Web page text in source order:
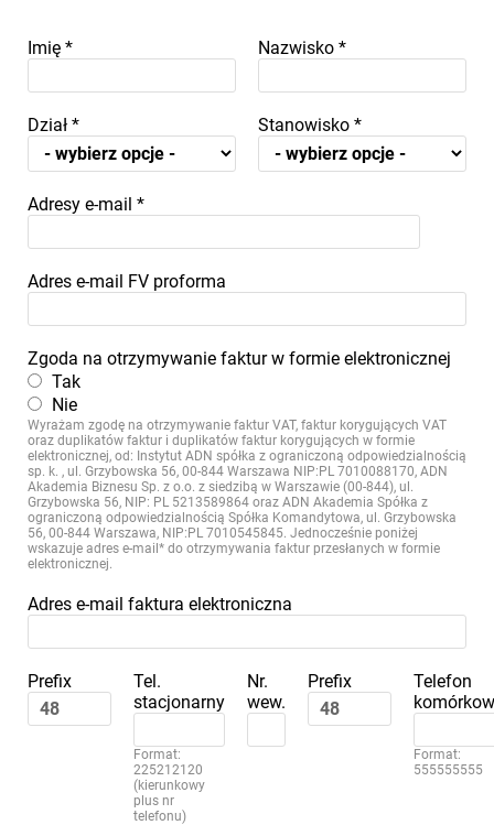
Imię * Nazwisko *
Dział * Stanowisko *
Adresy e-mail *
Adres e-mail FV proforma
Zgoda na otrzymywanie faktur w formie elektronicznej
Tak
Nie
Wyrażam zgodę na otrzymywanie faktur VAT, faktur korygujących VAT
oraz duplikatów faktur i duplikatów faktur korygujących w formie
elektronicznej, od: Instytut ADN spółka z ograniczoną odpowiedzialnością
sp. k. , ul. Grzybowska 56, 00-844 Warszawa NIP:PL 7010088170, ADN
Akademia Biznesu Sp. z o.o. z siedzibą w Warszawie (00-844), ul.
Grzybowska 56, NIP: PL 5213589864 oraz ADN Akademia Spółka z
ograniczoną odpowiedzialnością Spółka Komandytowa, ul. Grzybowska
56, 00-844 Warszawa, NIP:PL 7010545845. Jednocześnie poniżej
wskazuje adres e-mail* do otrzymywania faktur przesłanych w formie
elektronicznej.
Adres e-mail faktura elektroniczna
Prefix
Tel.
stacjonarny
Format:
225212120
(kierunkowy
plus nr
telefonu)
Nr.
wew.
Prefix
Telefon
Format:
555555555